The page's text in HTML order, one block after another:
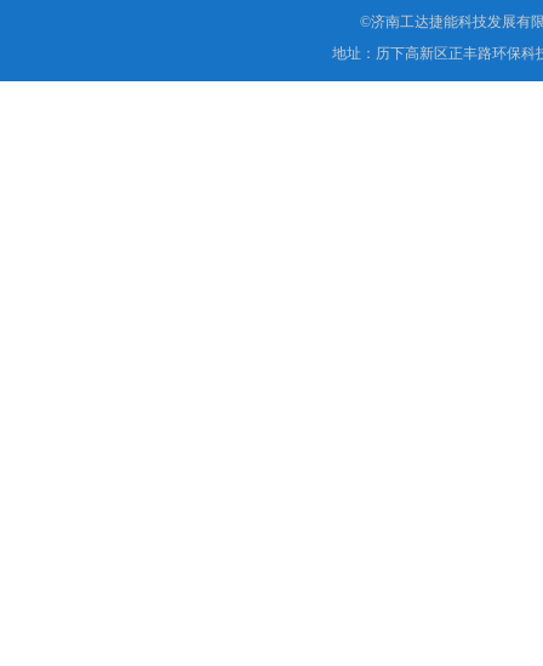
©济南工达捷能科技发展有
地址：历下高新区正丰路环保科